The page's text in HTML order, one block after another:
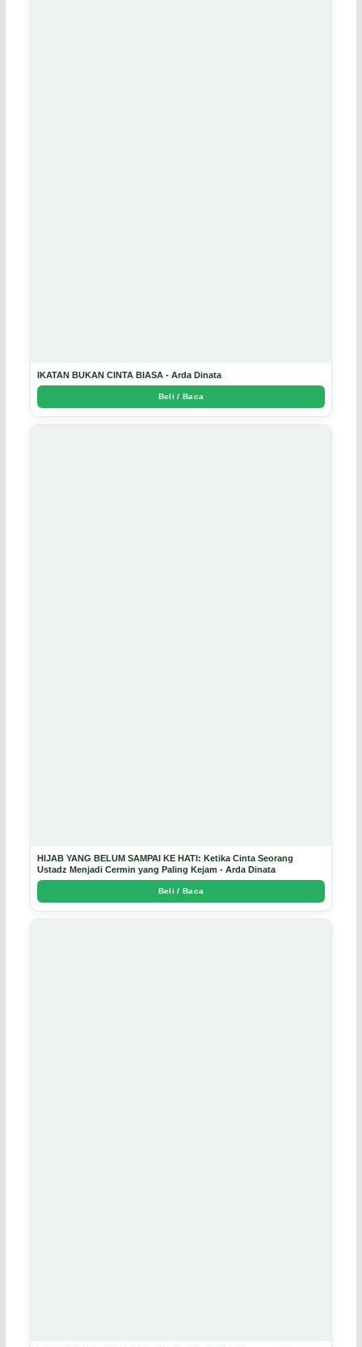
IKATAN BUKAN CINTA BIASA - Arda Dinata
Beli / Baca
HIJAB YANG BELUM SAMPAI KE HATI: Ketika Cinta Seorang
Ustadz Menjadi Cermin yang Paling Kejam - Arda Dinata
Beli / Baca